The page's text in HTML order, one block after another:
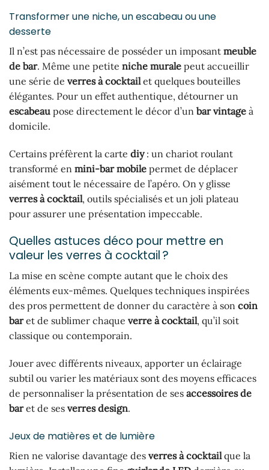
Transformer une niche, un escabeau ou une
desserte
Il n’est pas nécessaire de posséder un imposant meuble
de bar. Même une petite niche murale peut accueillir
une série de verres à cocktailet quelques bouteilles
élégantes. Pour un effet authentique, détourner un
escabeau pose directement le décor d’un bar vintage à
domicile.
Certains préfèrent la carte diy: un chariot roulant
transformé en mini-bar mobile permet de déplacer
aisément tout le nécessaire de l’apéro. On y glisse
verres à cocktail, outils spécialisés et un joli plateau
pour assurer une présentation impeccable.
Quelles astuces déco pour mettre en
valeur les verres à cocktail ?
La mise en scène compte autant que le choix des
éléments eux-mêmes. Quelques techniques inspirées
des pros permettent de donner du caractère à son coin
baret de sublimer chaque verre à cocktail, qu’il soit
classique ou contemporain.
Jouer avec différents niveaux, apporter un éclairage
subtil ou varier les matériaux sont des moyens efficaces
de personnaliser la présentation de ses accessoires de
baret de ses verres design.
Jeux de matières et de lumière
Rien ne valorise davantage des verres à cocktailque la